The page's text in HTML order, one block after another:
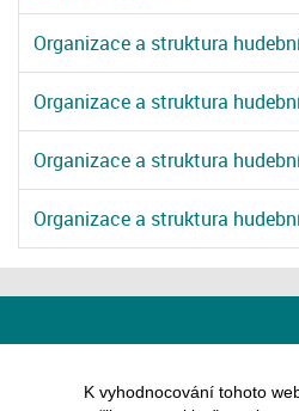
Organizace a struktura
Organizace a struktura
Organizace a struktura
Organizace a struktura
K vyhodnocování tohoto